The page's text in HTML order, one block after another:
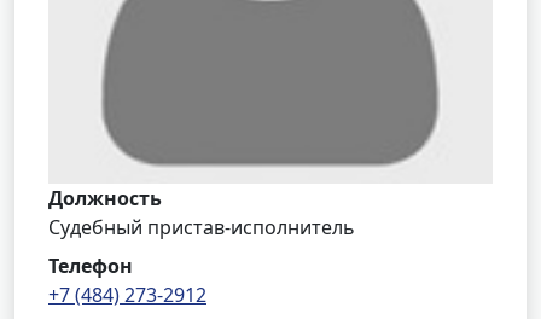
Должность
Судебный пристав-исполнитель
Телефон
+7 (484) 273-2912